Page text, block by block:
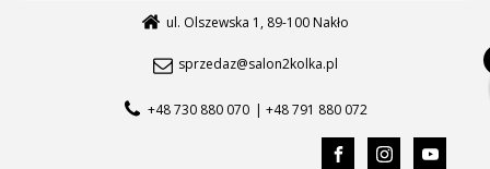
ul. Olszewska 1, 89-100 Nakło
sprzedaz@salon2kolka.pl
+48 730 880 070 | +48 791 880 072